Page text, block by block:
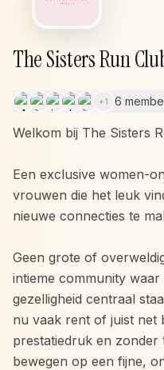
The Sisters Run
+1 6
Welkom bij The Sisters
Een exclusive women-
vrouwen die het leuk
nieuwe connecties te
Geen grote of
intieme community
gezelligheid centraal
nu vaak rent of juist net
prestatiedruk en zonder
bewegen op een fijne,